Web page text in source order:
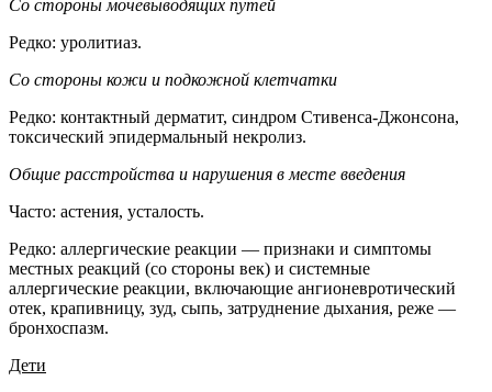
Со стороны мочевыводящих путей
Редко: уролитиаз.
Со стороны кожи и подкожной клетчатки
Редко: контактный дерматит, синдром Стивенса-Джонсона,
токсический эпидермальный некролиз.
Общие расстройства и нарушения в месте введения
Часто: астения, усталость.
Редко: аллергические реакции — признаки и симптомы
местных реакций (со стороны век) и системные
аллергические реакции, включающие ангионевротический
отек, крапивницу, зуд, сыпь, затруднение дыхания, реже —
бронхоспазм.
Дети